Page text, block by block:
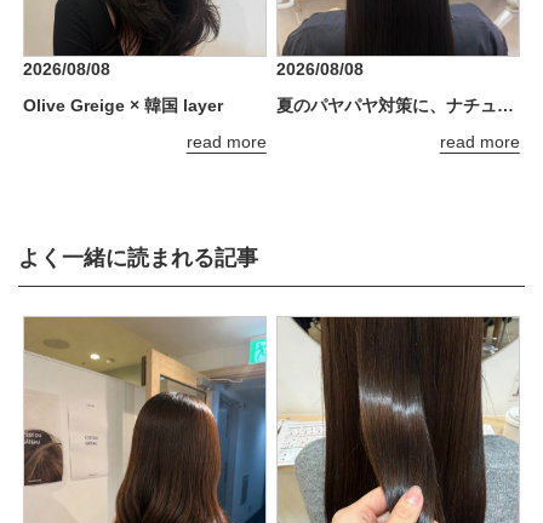
2026/08/08
Olive Greige × 韓国 layer
read more
2026/08/08
夏のパヤパヤ対策に、ナチュラルストレート
read more
よく一緒に読まれる記事